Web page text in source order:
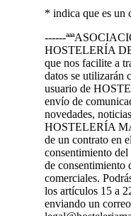
* indica que es un
------
HOSTELERÍA
que nos facilite a
datos se utilizarán
usuario de
envío de
novedades,
HOSTELERÍA
de un contrato en
consentimiento del
de consentimiento
comerciales.
los artículos 15 a
enviando un